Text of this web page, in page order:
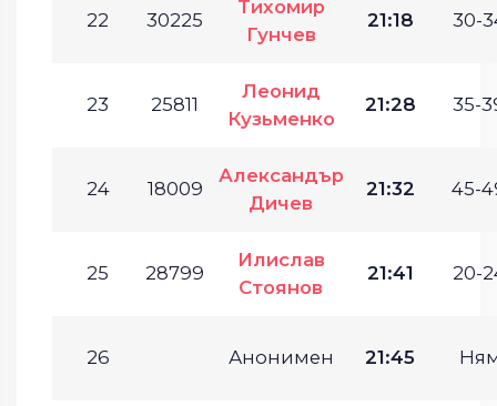
22 30225
Тихомир
Гунчев
21:18 30-
23 25811
Леонид
Кузьменко
21:28 35-
24 18009
Александър
Дичев
21:32 45-
25 28799
Илислав
Стоянов
21:41 20-
26 Анонимен 21:45